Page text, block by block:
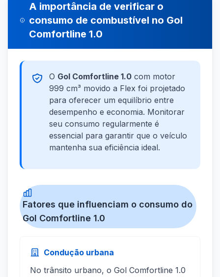
A importância de verificar o
consumo de combustível no Gol
Comfortline 1.0
O Gol Comfortline 1.0 com motor
999 cm³ movido a Flex foi projetado
para oferecer um equilíbrio entre
desempenho e economia. Monitorar
seu consumo regularmente é
essencial para garantir que o veículo
mantenha sua eficiência ideal.
Fatores que influenciam o consumo do
Gol Comfortline 1.0
Condução urbana
No trânsito urbano, o Gol Comfortline 1.0